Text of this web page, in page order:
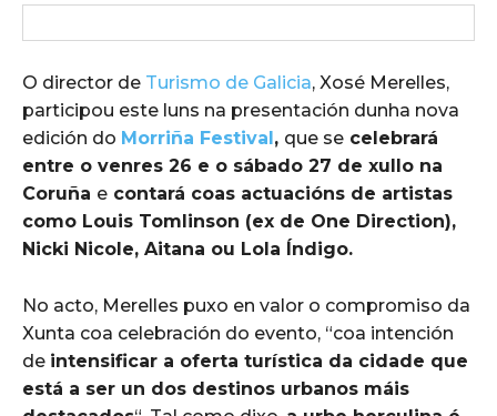
O director de Turismo de Galicia, Xosé Merelles,
participou este luns na presentación dunha nova
edición do Morriña Festival, que se celebrará
entre o venres 26 e o sábado 27 de xullo na
Coruña e contará coas actuacións de artistas
como Louis Tomlinson (ex de One Direction),
Nicki Nicole, Aitana ou Lola Índigo.
No acto, Merelles puxo en valor o compromiso da
Xunta coa celebración do evento, “coa intención
de intensificar a oferta turística da cidade que
está a ser un dos destinos urbanos máis